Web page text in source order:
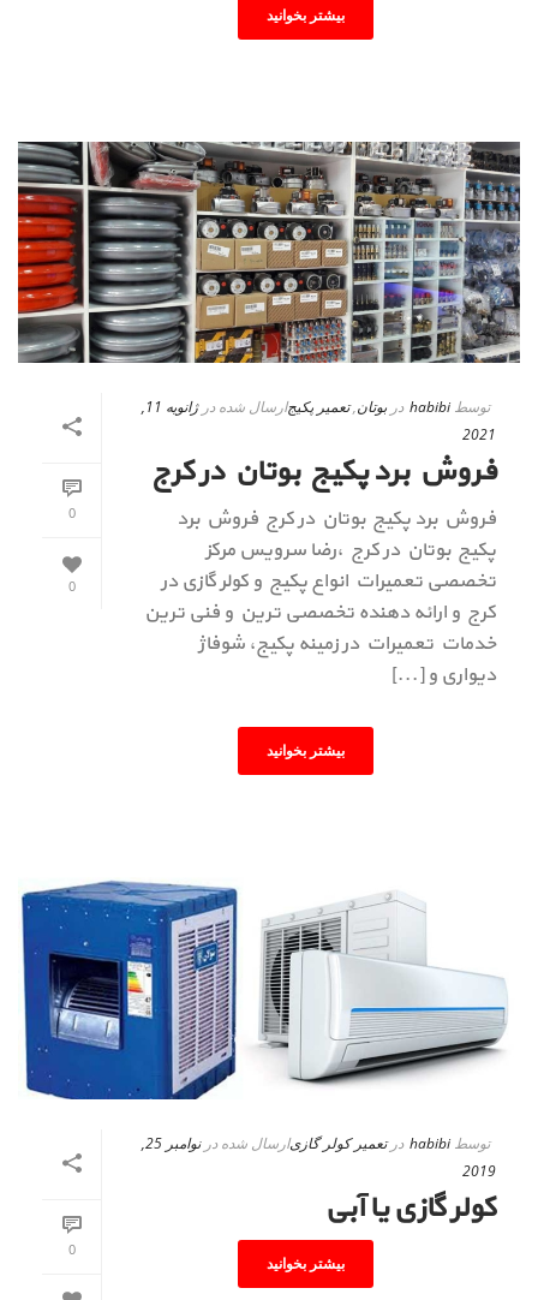
بیشتر بخوانید
0
0
توسط habibi در بوتان,تعمیر پکیجارسال شده در
ژانویه 11,
2021
فروش برد پکیج بوتان در کرج
فروش برد پکیج بوتان در کرج فروش برد
پکیج بوتان در کرج ،رضا سرویس مرکز
تخصصی تعمیرات انواع پکیج و کولر گازی در
کرج و ارائه دهنده تخصصی ترین و فنی ترین
خدمات تعمیرات در زمینه پکیج، شوفاژ
دیواری و [...]
بیشتر بخوانید
0
توسط habibi درتعمیر کولر گازیارسال شده در
نوامبر 25,
2019
کولر گازی یا آبی
بیشتر بخوانید